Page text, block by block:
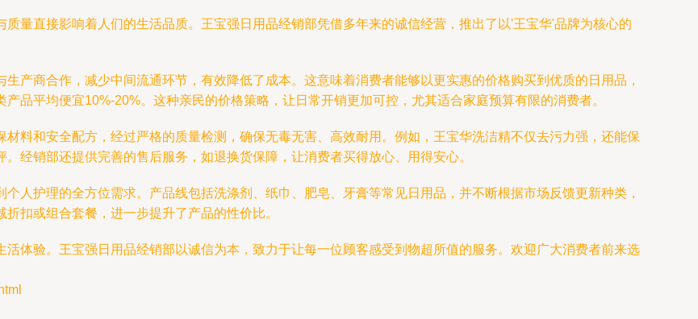
量直接影响着人们的生活品质。王宝强日用品经销部凭借多年来的诚信经营，推出了以'王宝华'品牌为核心的
产商合作，减少中间流通环节，有效降低了成本。这意味着消费者能够以更实惠的价格购买到优质的日用品，
品平均便宜10%-20%。这种亲民的价格策略，让日常开销更加可控，尤其适合家庭预算有限的消费者。
料和安全配方，经过严格的质量检测，确保无毒无害、高效耐用。例如，王宝华洗洁精不仅去污力强，还能保
经销部还提供完善的售后服务，如退换货保障，让消费者买得放心、用得安心。
人护理的全方位需求。产品线包括洗涤剂、纸巾、肥皂、牙膏等常见日用品，并不断根据市场反馈更新种类，
扣或组合套餐，进一步提升了产品的性价比。
体验。王宝强日用品经销部以诚信为本，致力于让每一位顾客感受到物超所值的服务。欢迎广大消费者前来选